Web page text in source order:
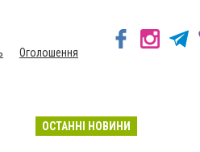
Оголошення
ОСТАННІ НОВИНИ